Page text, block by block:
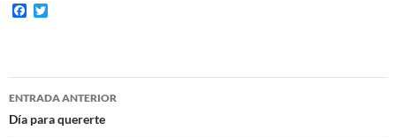
F
o
o
e
r
Navegación
de
ENTRADA ANTERIOR
Día para quererte